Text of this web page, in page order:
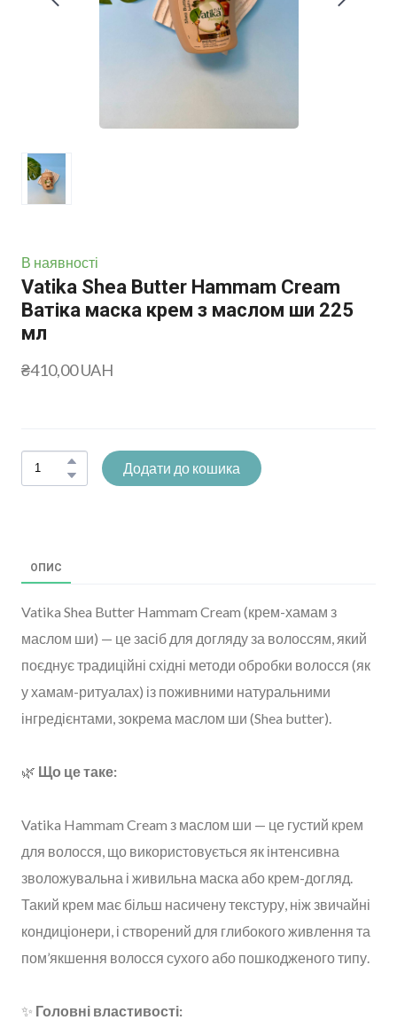
В наявності
Vatika Shea Butter Hammam Cream
Ватіка маска крем з маслом ши 225
мл
₴410,00 UAH
Додати до кошика
ОПИС
Vatika Shea Butter Hammam Cream (крем-хамам з
маслом ши) — це засіб для догляду за волоссям, який
поєднує традиційні східні методи обробки волосся (як
у хамам-ритуалах) із поживними натуральними
інгредієнтами, зокрема маслом ши (Shea butter).
🌿 Що це таке:
Vatika Hammam Cream з маслом ши — це густий крем
для волосся, що використовується як інтенсивна
зволожувальна і живильна маска або крем-догляд.
Такий крем має більш насичену текстуру, ніж звичайні
кондиціонери, і створений для глибокого живлення та
пом’якшення волосся сухого або пошкодженого типу.
✨ Головні властивості: